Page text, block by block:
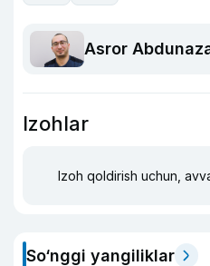
Asror
Izohlar
Izoh qoldirish uchun,
So‘nggi yangiliklar